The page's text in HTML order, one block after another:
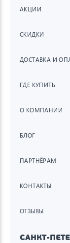
АКЦИИ
СКИДКИ
ДОСТАВКА И
ГДЕ КУПИТЬ
О КОМПАНИИ
БЛОГ
ПАРТНЁРАМ
КОНТАКТЫ
ОТЗЫВЫ
САНКТ-